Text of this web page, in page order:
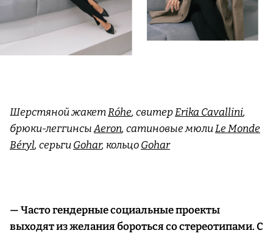
Шерстяной жакетRóhe, свитерErika Cavallini,
брюки-леггинсыAeron, сатиновые мюлиLe Monde
Béryl, серьгиGohar, кольцоGohar
— Часто гендерные социальные проекты
выходят из желания бороться со стереотипами. С